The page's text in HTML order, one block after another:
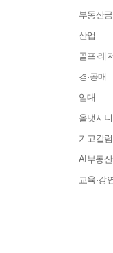
부동산
산업
골프·레
경·공매
임대
올댓시
기고칼럼
AI부동산
교육·강